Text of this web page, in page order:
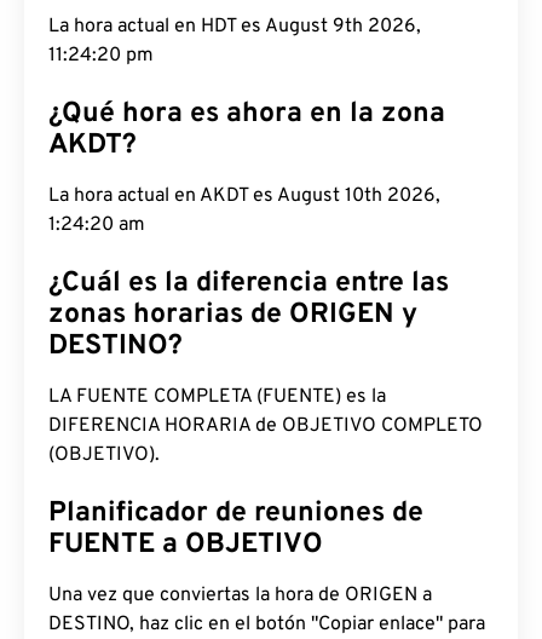
La hora actual en HDT es August 9th 2026, 11:24:21
pm
¿Qué hora es ahora en la zona
AKDT?
La hora actual en AKDT es August 10th 2026,
1:24:21 am
¿Cuál es la diferencia entre las
zonas horarias de ORIGEN y
DESTINO?
LA FUENTE COMPLETA (FUENTE) es la
DIFERENCIA HORARIA de OBJETIVO COMPLETO
(OBJETIVO).
Planificador de reuniones de
FUENTE a OBJETIVO
Una vez que conviertas la hora de ORIGEN a
DESTINO, haz clic en el botón "Copiar enlace" para